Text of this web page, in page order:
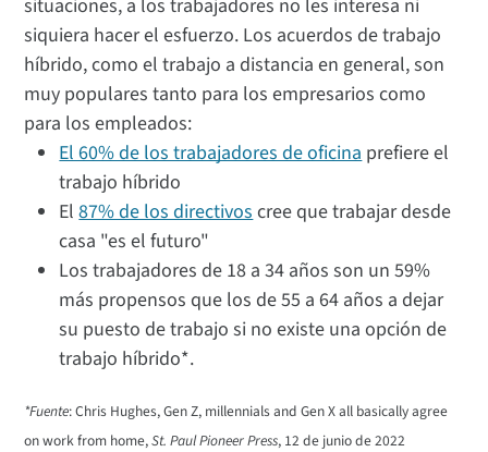
situaciones, a los trabajadores no les interesa ni
siquiera hacer el esfuerzo. Los acuerdos de trabajo
híbrido, como el trabajo a distancia en general, son
muy populares tanto para los empresarios como
para los empleados:
El 60% de los trabajadores de oficinaprefiere el
trabajo híbrido
El87% de los directivoscree que trabajar desde
casa "es el futuro"
Los trabajadores de 18 a 34 años son un 59%
más propensos que los de 55 a 64 años a dejar
su puesto de trabajo si no existe una opción de
trabajo híbrido*.
*Fuente: Chris Hughes, Gen Z, millennials and Gen X all basically agree
on work from home,St. Paul Pioneer Press, 12 de junio de 2022